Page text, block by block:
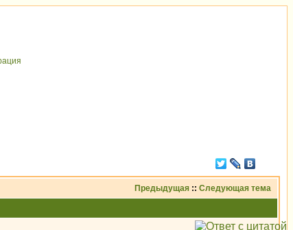
Предыдущая :: Следующая тема